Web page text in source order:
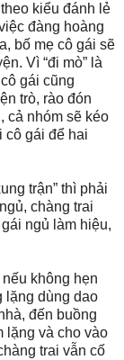
kiểu đánh lẻ
đàng hoàng
bố mẹ cô gái sẽ
Vì “đi mò” là
gái cũng
trò, rào đón
cả nhóm sẽ kéo
cô gái để hai
trận” thì phải
chàng trai
ngủ làm hiệu,
không hẹn
lặng dùng dao
đến buồng
lặng và cho vào
trai vẫn cố